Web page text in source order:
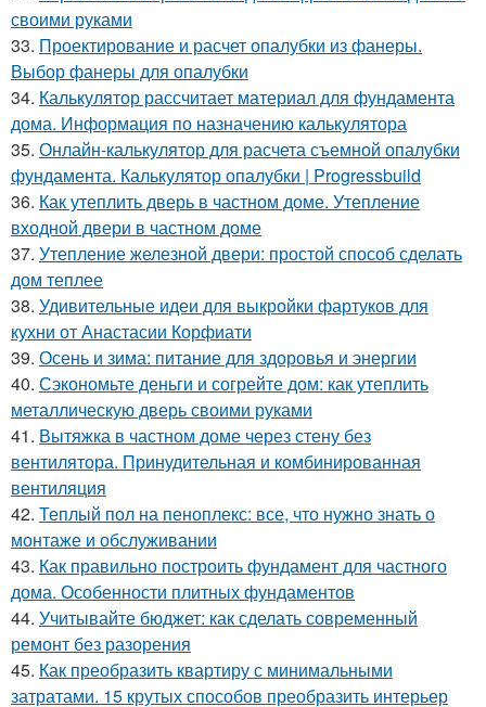
своими руками
33. Проектирование и расчет опалубки из фанеры.
Выбор фанеры для опалубки
34. Калькулятор рассчитает материал для фундамента
дома. Информация по назначению калькулятора
35. Онлайн-калькулятор для расчета съемной опалубки
фундамента. Калькулятор опалубки | Progressbuild
36. Как утеплить дверь в частном доме. Утепление
входной двери в частном доме
37. Утепление железной двери: простой способ сделать
дом теплее
38. Удивительные идеи для выкройки фартуков для
кухни от Анастасии Корфиати
39. Осень и зима: питание для здоровья и энергии
40. Сэкономьте деньги и согрейте дом: как утеплить
металлическую дверь своими руками
41. Вытяжка в частном доме через стену без
вентилятора. Принудительная и комбинированная
вентиляция
42. Теплый пол на пеноплекс: все, что нужно знать о
монтаже и обслуживании
43. Как правильно построить фундамент для частного
дома. Особенности плитных фундаментов
44. Учитывайте бюджет: как сделать современный
ремонт без разорения
45. Как преобразить квартиру с минимальными
затратами. 15 крутых способов преобразить интерьер